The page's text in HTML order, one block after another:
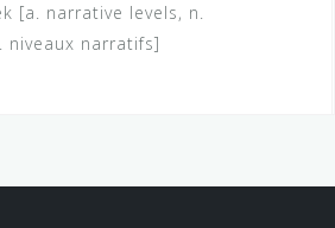
[a. narrative levels, n.
niveaux narratifs]